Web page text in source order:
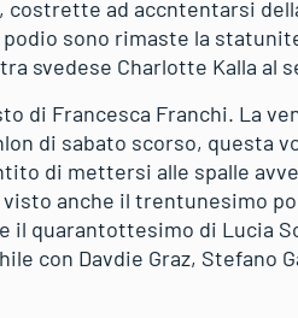
costrette ad accntentarsi
podio sono rimaste la
svedese Charlotte Kalla al
di Francesca Franchi. La
di sabato scorso, questa
di mettersi alle spalle
anche il trentunesimo
quarantottesimo di Lucia
con Davdie Graz, Stefano